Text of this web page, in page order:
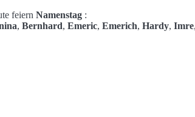
feiern Namenstag :
, Bernhard, Emeric, Emerich, Hardy, Imre,